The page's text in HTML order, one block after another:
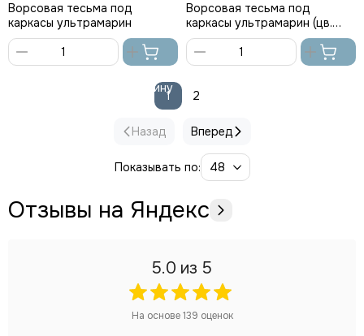
Ворсовая тесьма под
каркасы ультрамарин
корзину
Ворсовая тесьма под
каркасы ультрамарин (цв.
1547), Arta-F
Назад
1 2
Вперед
Показывать по:
Отзывы на Яндекс
5.0 из 5
На основе139 оценок